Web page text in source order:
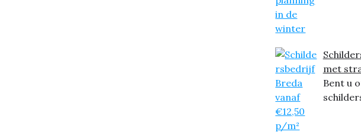
met
Bent u